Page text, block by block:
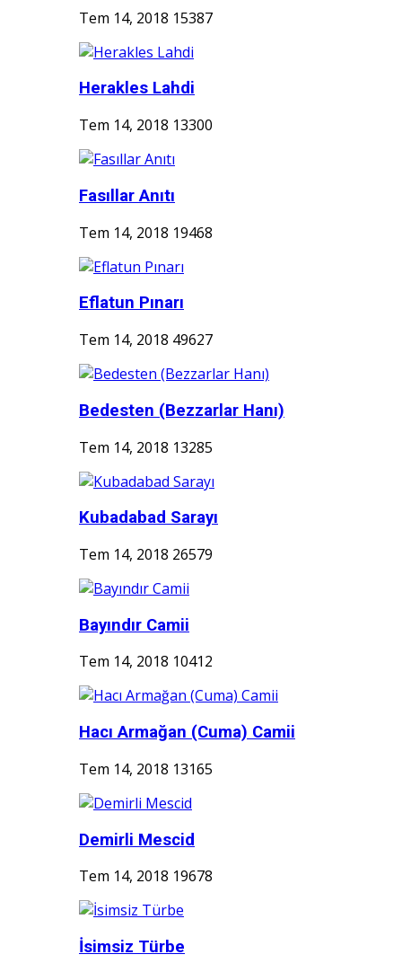
Tem 14, 2018 15387
Herakles Lahdi
Tem 14, 2018 13300
Fasıllar Anıtı
Tem 14, 2018 19468
Eflatun Pınarı
Tem 14, 2018 49627
Bedesten (Bezzarlar Hanı)
Tem 14, 2018 13285
Kubadabad Sarayı
Tem 14, 2018 26579
Bayındır Camii
Tem 14, 2018 10412
Hacı Armağan (Cuma) Camii
Tem 14, 2018 13165
Demirli Mescid
Tem 14, 2018 19678
İsimsiz Türbe